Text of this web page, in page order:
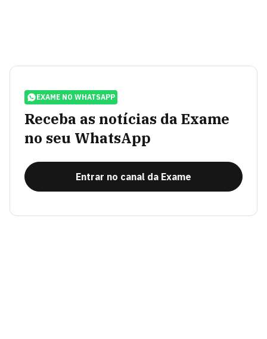
EXAME NO WHATSAPP
Receba as notícias da Exame
no seu WhatsApp
Entrar no canal da Exame